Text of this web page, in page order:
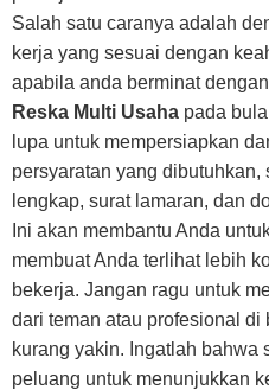
Salah satu caranya adalah
kerja yang sesuai dengan
apabila anda berminat
Reska Multi Usaha pada
lupa untuk mempersiapkan
persyaratan yang
lengkap, surat lamaran, dan
Ini akan membantu Anda
membuat Anda terlihat lebih
bekerja. Jangan ragu untuk
dari teman atau profesional
kurang yakin. Ingatlah bahwa
peluang untuk menunjukkan